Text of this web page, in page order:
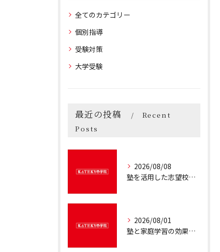
全てのカテゴリー
個別指導
受験対策
大学受験
最近の投稿
Recent
Posts
2026/08/08
塾を活用した志望校合格法を兵庫県姫路市で叶える最適ステップ
2026/08/01
塾と家庭学習の効果的な使い分けと最適な学習バランスを徹底解説